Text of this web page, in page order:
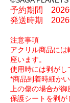
予約期間 2026
発送時期 2026
注意事項
アクリル商品に
座います。
使用時には剥がし
*商品到着時細か
上の傷の場合が
保護シートを剥が